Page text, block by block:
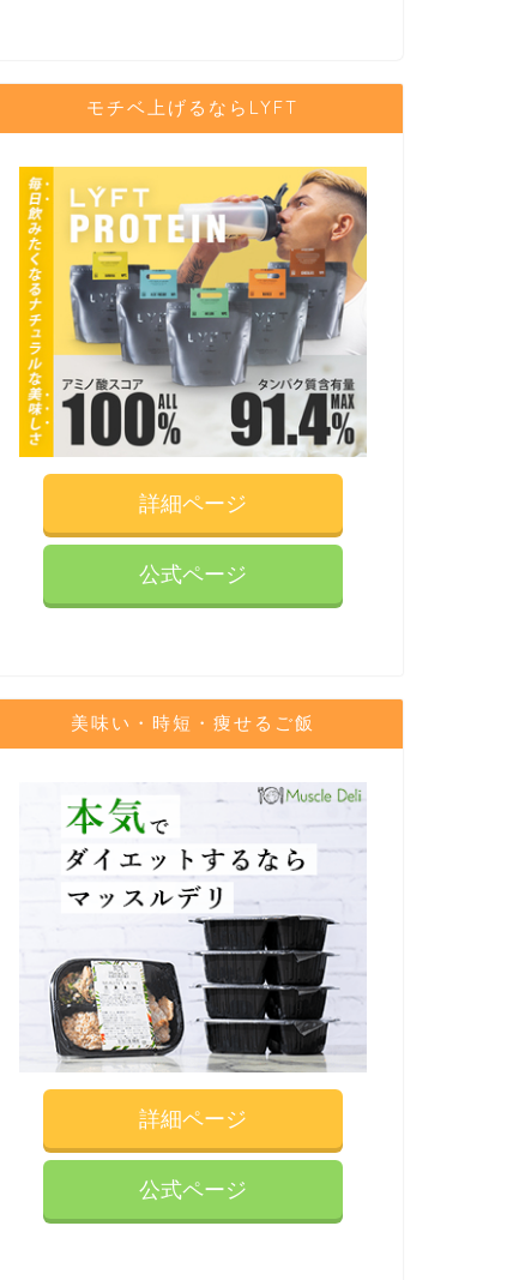
モチベ上げるならLYFT
詳細ページ
公式ページ
美味い・時短・痩せるご飯
詳細ページ
公式ページ